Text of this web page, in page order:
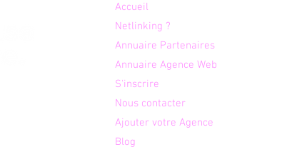
Le meilleur abonnement
IPTV France
Accueil
Netlinking ?
Annuaire Partenaires
Annuaire Agence Web
S'inscrire
Nous contacter
Ajouter votre Agence
Blog